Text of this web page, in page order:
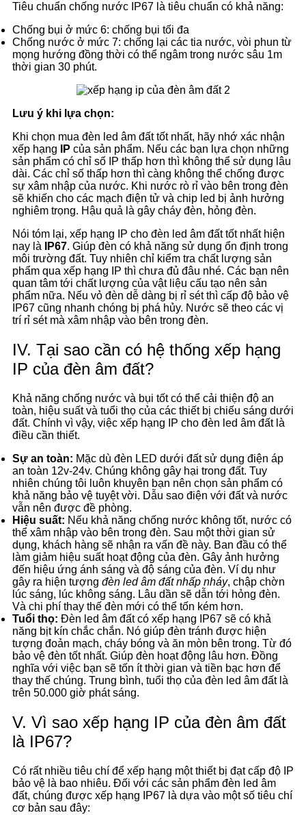
Tiêu chuẩn chống nước IP67 là tiêu chuẩn có khả năng:
Chống bụi ở mức 6: chống bụi tối đa
Chống nước ở mức 7: chống lại các tia nước, vòi phun từ
mọng hướng đồng thời có thể ngâm trong nước sâu 1m
thời gian 30 phút.
Lưu ý khi lựa chọn:
Khi chọn mua đèn led âm đất tốt nhất, hãy nhớ xác nhận
xếp hạng
IP của sản phẩm. Nếu các bạn lựa chọn những
sản phẩm có chỉ số IP thấp hơn thì không thể sử dụng lâu
dài. Các chỉ số thấp hơn thì càng không thể chống được
sự xâm nhập của nước. Khi nước rò rỉ vào bên trong đèn
sẽ khiến cho các mạch điện tử và chip led bị ảnh hưởng
nghiêm trọng. Hậu quả là gây cháy đèn, hỏng đèn.
Nói tóm lại, xếp hạng IP cho đèn led âm đất tốt nhất hiện
nay là
IP67. Giúp đèn có khả năng sử dụng ổn định trong
môi trường đất. Tuy nhiên chỉ kiểm tra chất lượng sản
phẩm qua xếp hạng IP thì chưa đủ đâu nhé. Các bạn nên
quan tâm tới chất lượng của vật liệu cấu tạo nên sản
phẩm nữa. Nếu vỏ đèn dễ dàng bị rỉ sét thì cấp độ bảo vệ
IP67 cũng nhanh chóng bị phá hủy. Nước sẽ theo các vị
trí rỉ sét mà xâm nhập vào bên trong đèn.
IV. Tại sao cần có hệ thống xếp hạng
IP của đèn âm đất?
Khả năng chống nước và bụi tốt có thể cải thiện độ an
toàn, hiệu suất và tuổi thọ của các thiết bị chiếu sáng dưới
đất. Chính vì vậy, việc xếp hạng IP cho đèn led âm đất là
điều cần thiết.
Sự an toàn: Mặc dù đèn LED dưới đất sử dụng điện áp
an toàn 12v-24v. Chúng không gây hại trong đất. Tuy
nhiên chúng tôi luôn khuyên bạn nên chọn sản phẩm có
khả năng bảo vệ tuyệt vời. Dẫu sao điện với đất và nước
vẫn nên được đề phòng.
Hiệu suất: Nếu khả năng chống nước không tốt, nước có
thể xâm nhập vào bên trong đèn. Sau một thời gian sử
dụng, khách hàng sẽ nhận ra vấn đề này. Ban đầu có thể
làm giảm hiệu suất hoạt động của đèn. Gây ảnh hưởng
đến hiệu ứng ánh sáng và độ sáng của đèn. Ví dụ như
gây ra hiện tượng đèn led âm đất nhấp nháy, chập chờn
lúc sáng, lúc không sáng. Lâu dần sẽ dẫn tới hỏng đèn.
Và chi phí thay thế đèn mới có thể tốn kém hơn.
Tuổi thọ: Đèn led âm đất có xếp hạng IP67 sẽ có khả
năng bịt kín chắc chắn. Nó giúp đèn tránh được hiện
tượng đoản mạch, cháy bóng và ăn mòn bên trong. Từ đó
bảo vệ đèn tốt nhất. Giúp đèn hoạt động lâu hơn. Đồng
nghĩa với việc bạn sẽ tốn ít thời gian và tiền bạc hơn để
thay thế chúng. Trung bình, tuổi thọ của đèn led âm đất là
trên 50.000 giờ phát sáng.
V. Vì sao xếp hạng IP của đèn âm đất
là IP67?
Có rất nhiều tiêu chí để xếp hạng một thiết bị đạt cấp độ IP
bảo vệ là bao nhiêu. Đối với các sản phẩm đèn led âm
đất, chúng được xếp hạng IP67 là dựa vào một số tiêu chí
cơ bản sau đây: